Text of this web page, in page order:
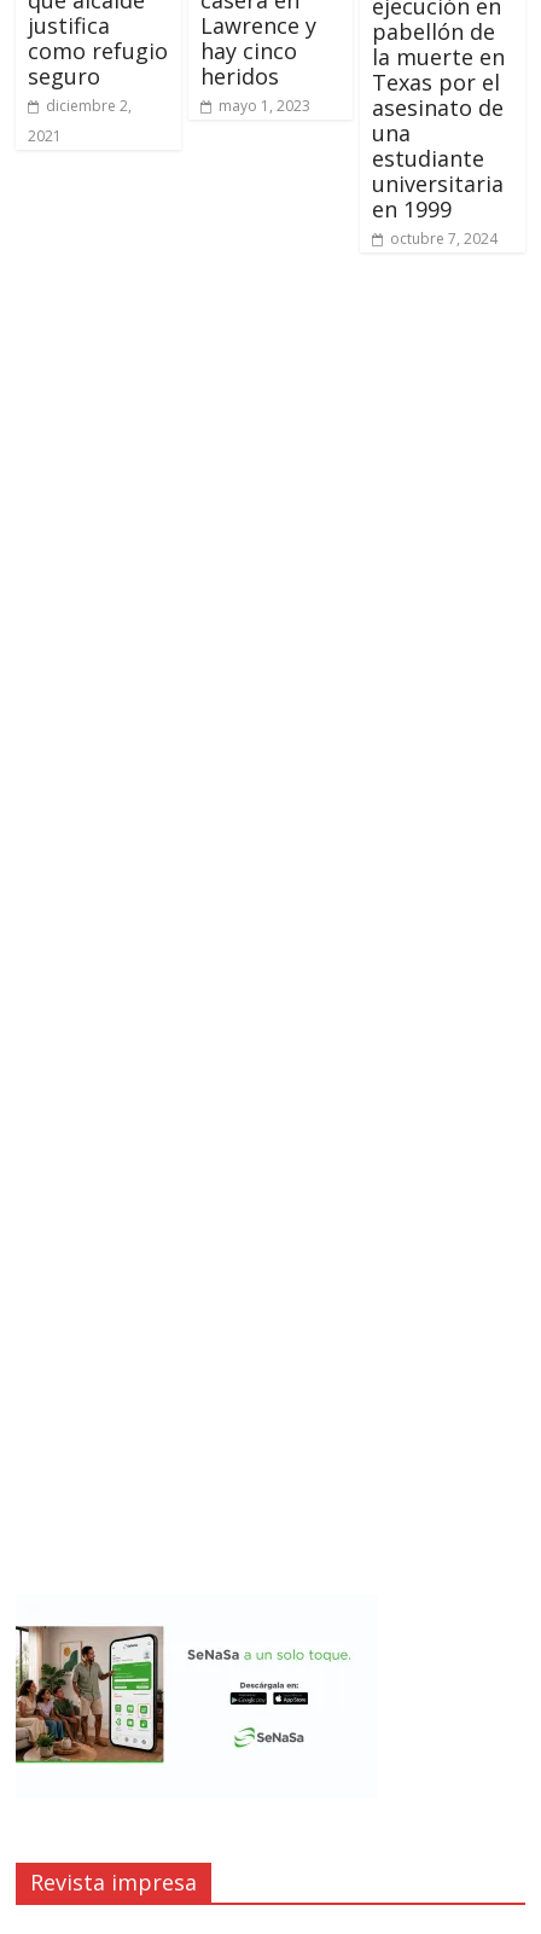
justifica
como refugio
seguro
diciembre 2,
2021
Lawrence y
hay cinco
heridos
mayo 1, 2023
ejecución en
pabellón de
la muerte en
Texas por el
asesinato de
una
estudiante
universitaria
en 1999
octubre 7, 2024
Revista impresa